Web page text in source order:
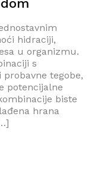
hidraciji,
u organizmu.
s
tegobe,
potencijalne
biste
hrana